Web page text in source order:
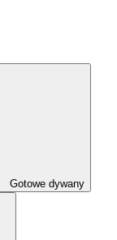
Gotowe dywany